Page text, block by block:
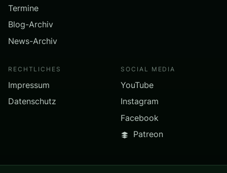
Termine
Blog-Archiv
News-Archiv
RECHTLICHES
Impressum
Datenschutz
SOCIAL MEDIA
YouTube
Instagram
Facebook
Patreon